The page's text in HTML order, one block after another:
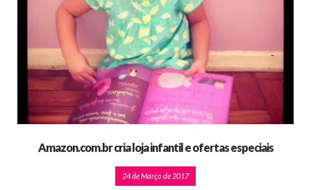
Amazon.com.br cria loja infantil e ofertas especiais
24 de Março de 2017